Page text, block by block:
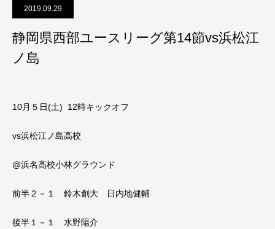
2019.09.29
静岡県西部ユースリーグ第14節vs浜松江
ノ島
10月５日(土) 12時キックオフ
vs浜松江ノ島高校
@浜名高校小林グラウンド
前半２－１ 鈴木創大 日内地健輔
後半１－１ 水野陽介